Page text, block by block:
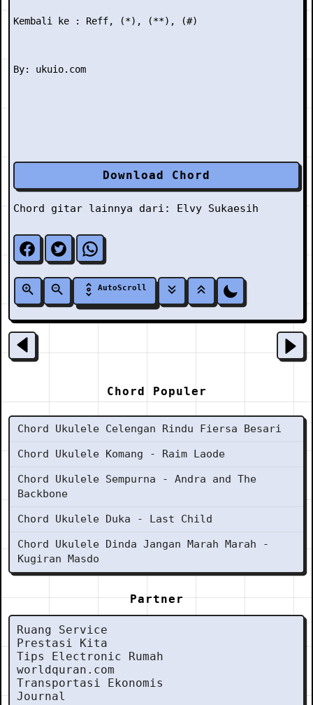
Kembali ke : Reff, (*), (**), (#)
Download Chord
Chord gitar lainnya dari: Elvy Sukaesih
AutoScroll
Chord Populer
Chord Ukulele Celengan Rindu Fiersa Besari
Chord Ukulele Komang - Raim Laode
Chord Ukulele Sempurna - Andra and The
Backbone
Chord Ukulele Duka - Last Child
Chord Ukulele Dinda Jangan Marah Marah -
Kugiran Masdo
Partner
Ruang Service
Prestasi Kita
Tips Electronic Rumah
worldquran.com
Transportasi Ekonomis
Journal